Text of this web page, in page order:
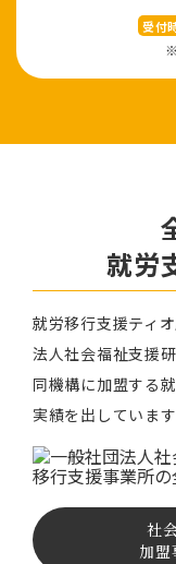
受付
就労
就労移⾏⽀援ティ
法⼈社会福祉⽀援
同機構に加盟する
実績を出していま
社
加盟